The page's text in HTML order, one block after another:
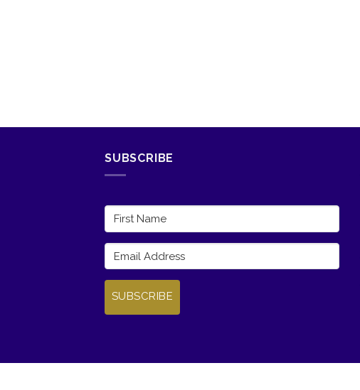
SUBSCRIBE
SUBSCRIBE